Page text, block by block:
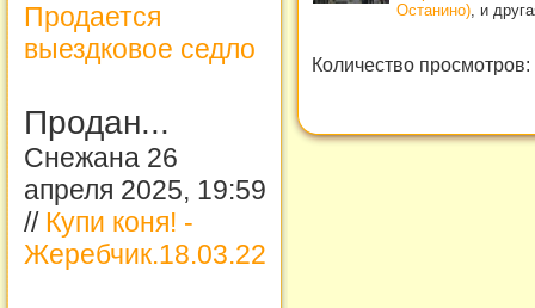
Продается
выездковое седло
Продан...
Снежана 26
апреля 2025, 19:59
// Купи коня! -
Жеребчик.18.03.22
Останино), и
Количество просмотров: